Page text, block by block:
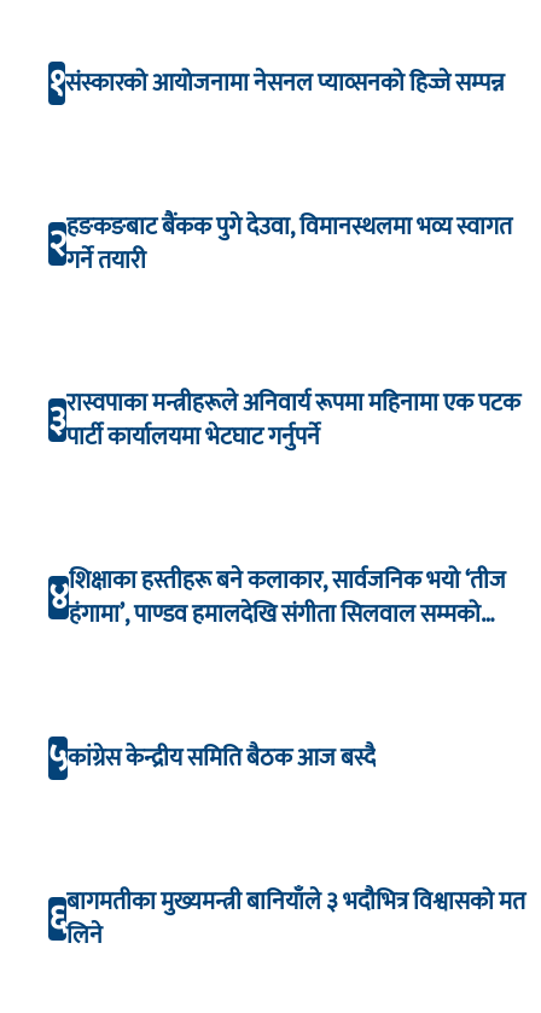
१संस्कारको आयोजनामा नेसनल प्याव्सनको हिज्जे सम्पन्न
२हङकङबाट बैंकक पुगे देउवा, विमानस्थलमा भव्य स्वागत
गर्ने तयारी
३रास्वपाका मन्त्रीहरूले अनिवार्य रूपमा महिनामा एक पटक
पार्टी कार्यालयमा भेटघाट गर्नुपर्ने
४शिक्षाका हस्तीहरू बने कलाकार, सार्वजनिक भयो ‘तीज
हंगामा’, पाण्डव हमालदेखि संगीता सिलवाल सम्मको
५कांग्रेस केन्द्रीय समिति बैठक आज बस्दै
६बागमतीका मुख्यमन्त्री बानियाँले ३ भदौभित्र विश्वासको मत
लिने